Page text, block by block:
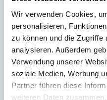
Wir verwenden Cookies,
personalisieren,
zu können und die Zugriffe
analysieren. Außerdem
Verwendung unserer
soziale Medien, Werbung
Partner führen diese
weiteren Daten
rund um den
Die Immobilien in der
sehr beliebt und gefragt,
lebendigen Altstadt und